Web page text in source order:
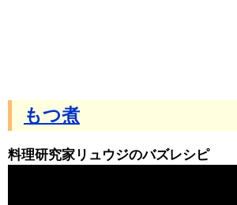
もつ煮
料理研究家リュウジのバズレシピ